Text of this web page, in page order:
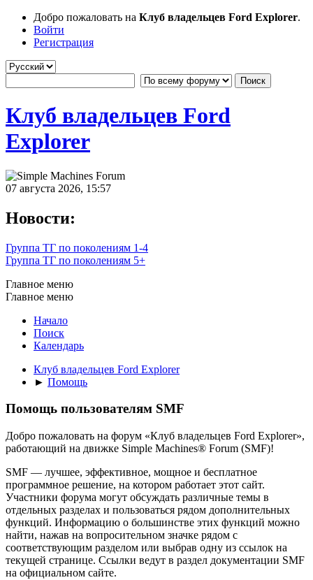
Добро пожаловать на Клуб владельцев Ford Explorer.
Войти
Регистрация
Клуб владельцев Ford
Explorer
07 августа 2026, 15:57
Новости:
Группа ТГ по поколениям 1-4
Группа ТГ по поколениям 5+
Главное меню
Главное меню
Начало
Поиск
Календарь
Клуб владельцев Ford Explorer
► Помощь
Помощь пользователям SMF
Добро пожаловать на форум «Клуб владельцев Ford Explorer»,
работающий на движке Simple Machines® Forum (SMF)!
SMF — лучшее, эффективное, мощное и бесплатное
программное решение, на котором работает этот сайт.
Участники форума могут обсуждать различные темы в
отдельных разделах и пользоваться рядом дополнительных
функций. Информацию о большинстве этих функций можно
найти, нажав на вопросительном значке рядом с
соответствующим разделом или выбрав одну из ссылок на
текущей странице. Ссылки ведут в раздел документации SMF
на официальном сайте.